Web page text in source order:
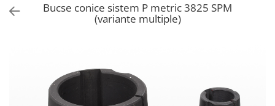
ASA
Bucse conice sistem P metric 3825 SPM
(variante multiple)